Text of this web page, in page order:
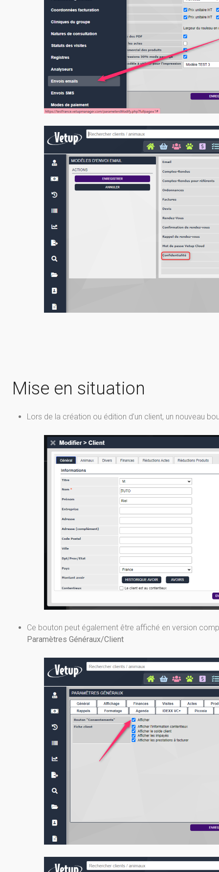
Mise en situation
Lors de la création ou édition d’un client, un nouveau
Ce bouton peut également être affiché en version
Paramètres Généraux/Client